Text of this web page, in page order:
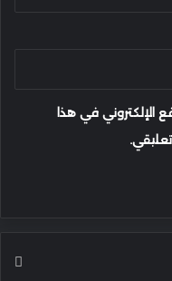
الإلكتروني في هذا